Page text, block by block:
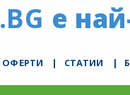
е
ОФЕРТИ | СТАТИИ |